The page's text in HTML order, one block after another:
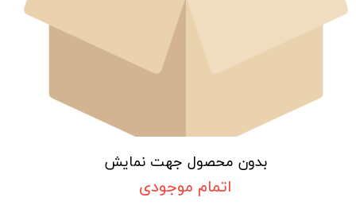
بدون محصول جهت نمایش
اتمام موجودی